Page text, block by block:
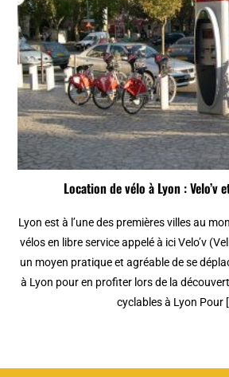
Location de vélo à Lyon : Velo’v
Lyon est à l’une des premières villes au
vélos en libre service appelé à ici Velo’v
un moyen pratique et agréable de se
à Lyon pour en profiter lors de la
cyclables à Lyon Pour